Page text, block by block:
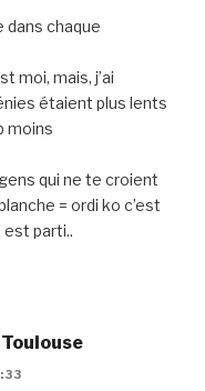
dans chaque
moi, mais, j’ai
étaient plus lents
moins
qui ne te croient
= ordi ko c’est
est parti..